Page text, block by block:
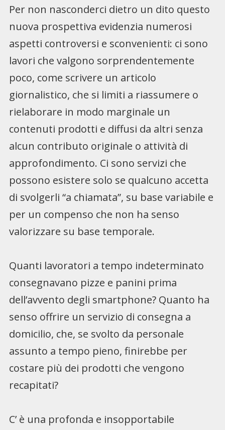
Per non nasconderci dietro un dito questo
nuova prospettiva evidenzia numerosi
aspetti controversi e sconvenienti: ci sono
lavori che valgono sorprendentemente
poco, come scrivere un articolo
giornalistico, che si limiti a riassumere o
rielaborare in modo marginale un
contenuti prodotti e diffusi da altri senza
alcun contributo originale o attività di
approfondimento. Ci sono servizi che
possono esistere solo se qualcuno accetta
di svolgerli “a chiamata”, su base variabile e
per un compenso che non ha senso
valorizzare su base temporale.
Quanti lavoratori a tempo indeterminato
consegnavano pizze e panini prima
dell’avvento degli smartphone? Quanto ha
senso offrire un servizio di consegna a
domicilio, che, se svolto da personale
assunto a tempo pieno, finirebbe per
costare più dei prodotti che vengono
recapitati?
C’ è una profonda e insopportabile